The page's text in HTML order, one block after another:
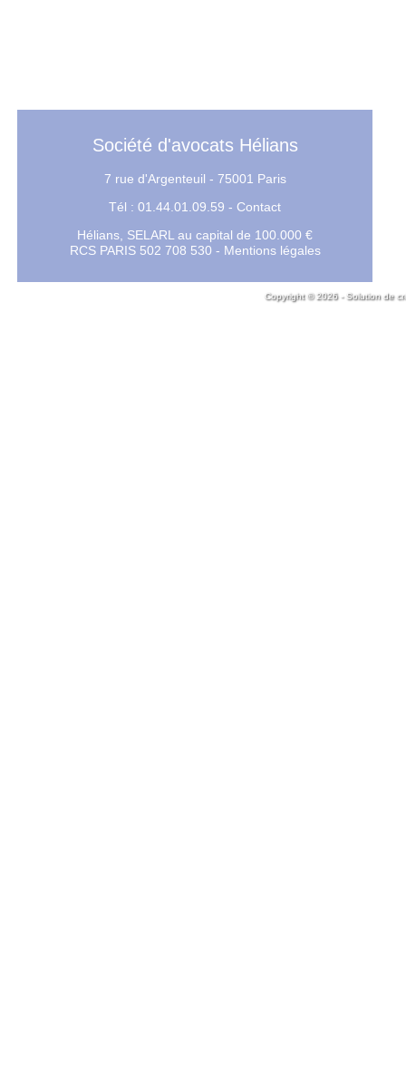
Société d'avocats Hélians
7 rue d'Argenteuil - 75001 Paris
Tél : 01.44.01.09.59 - Contact
Hélians, SELARL au capital de 100.000 €
RCS PARIS 502 708 530 - Mentions légales
Copyright © 2026 - Solution de